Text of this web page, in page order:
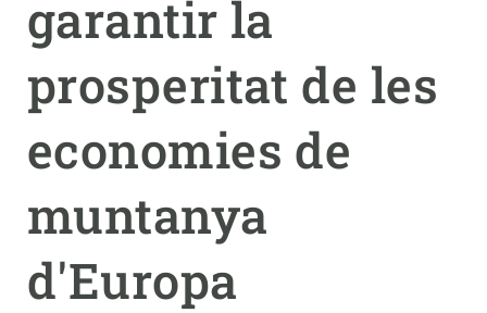
garantir la
prosperitat de les
economies de
muntanya
d'Europa
CIÈNCIA EN ACCIÓ
UNEIX-TE A NOSALTRES